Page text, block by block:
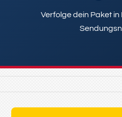
Verfolge dein Paket